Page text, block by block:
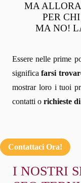
MA
PER
MA NO!
Essere nelle prime
significafarsi
mostrar loro i tuoi
contatti o richieste
Contattaci Ora!
I NOSTRI